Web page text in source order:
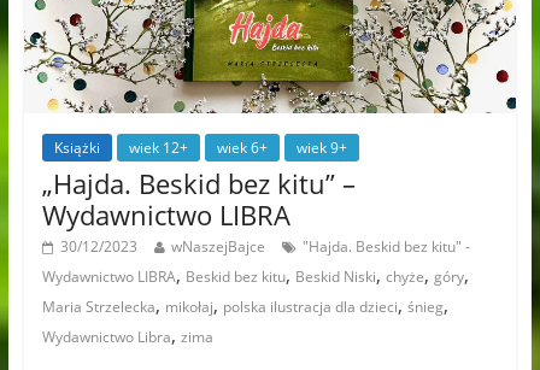
Książki wiek 12+ wiek 6+ wiek 9+
„Hajda. Beskid bez kitu” –
Wydawnictwo LIBRA
30/12/2023 wNaszejBajce
"Hajda. Beskid bez kitu" -
Wydawnictwo LIBRA, Beskid bez kitu, Beskid Niski, chyże, góry,
Maria Strzelecka, mikołaj, polska ilustracja dla dzieci, śnieg,
Wydawnictwo Libra, zima